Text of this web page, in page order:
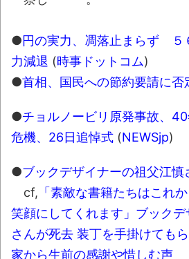
件の一部始終と衝撃の結末
【呆然】北海道旅行ワ
盛で食うぞ！！！うおおお
果･･････････････････････
【動画】カニ、ちょっ
ブチギレ
長野県のなめこのデカ
ｗ
新装版「ご冗談でしょ
ん（上）（下）」発売
●円の実力、凋落止まらず ５
力減退 (時事ドットコム)
●首相、国民への節約要請に否
●チョルノービリ原発事故、
危機、26日追悼式 (NEWSjp)
●ブックデザイナーの祖父江慎
cf, 「素敵な書籍たちはこれ
笑顔にしてくれます」ブック
さんが死去 装丁を手掛けても
家から生前の感謝や惜しむ声